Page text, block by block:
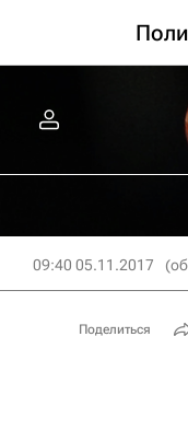
09:40 05.11.2017
Поделиться